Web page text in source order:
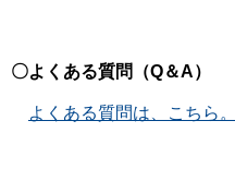
〇よくある質問（Q＆A）
よくある質問は、こちら